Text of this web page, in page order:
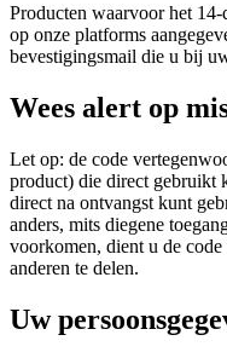
Producten waarvoor het
op onze platforms
bevestigingsmail die u bij
Wees alert op
Let op: de code
product) die direct gebruikt
direct na ontvangst kunt
anders, mits diegene
voorkomen, dient u de
anderen te delen.
Uw